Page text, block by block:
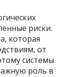
риски.
которая
от
системы
роль в